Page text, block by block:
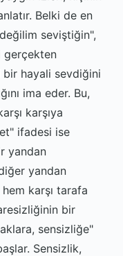
Belki de en
seviştiğin",
gerçekten
hayali sevdiğini
ima eder. Bu,
karşıya
ifadesi ise
yandan
yandan
karşı tarafa
bir
sensizliğe"
Sensizlik,